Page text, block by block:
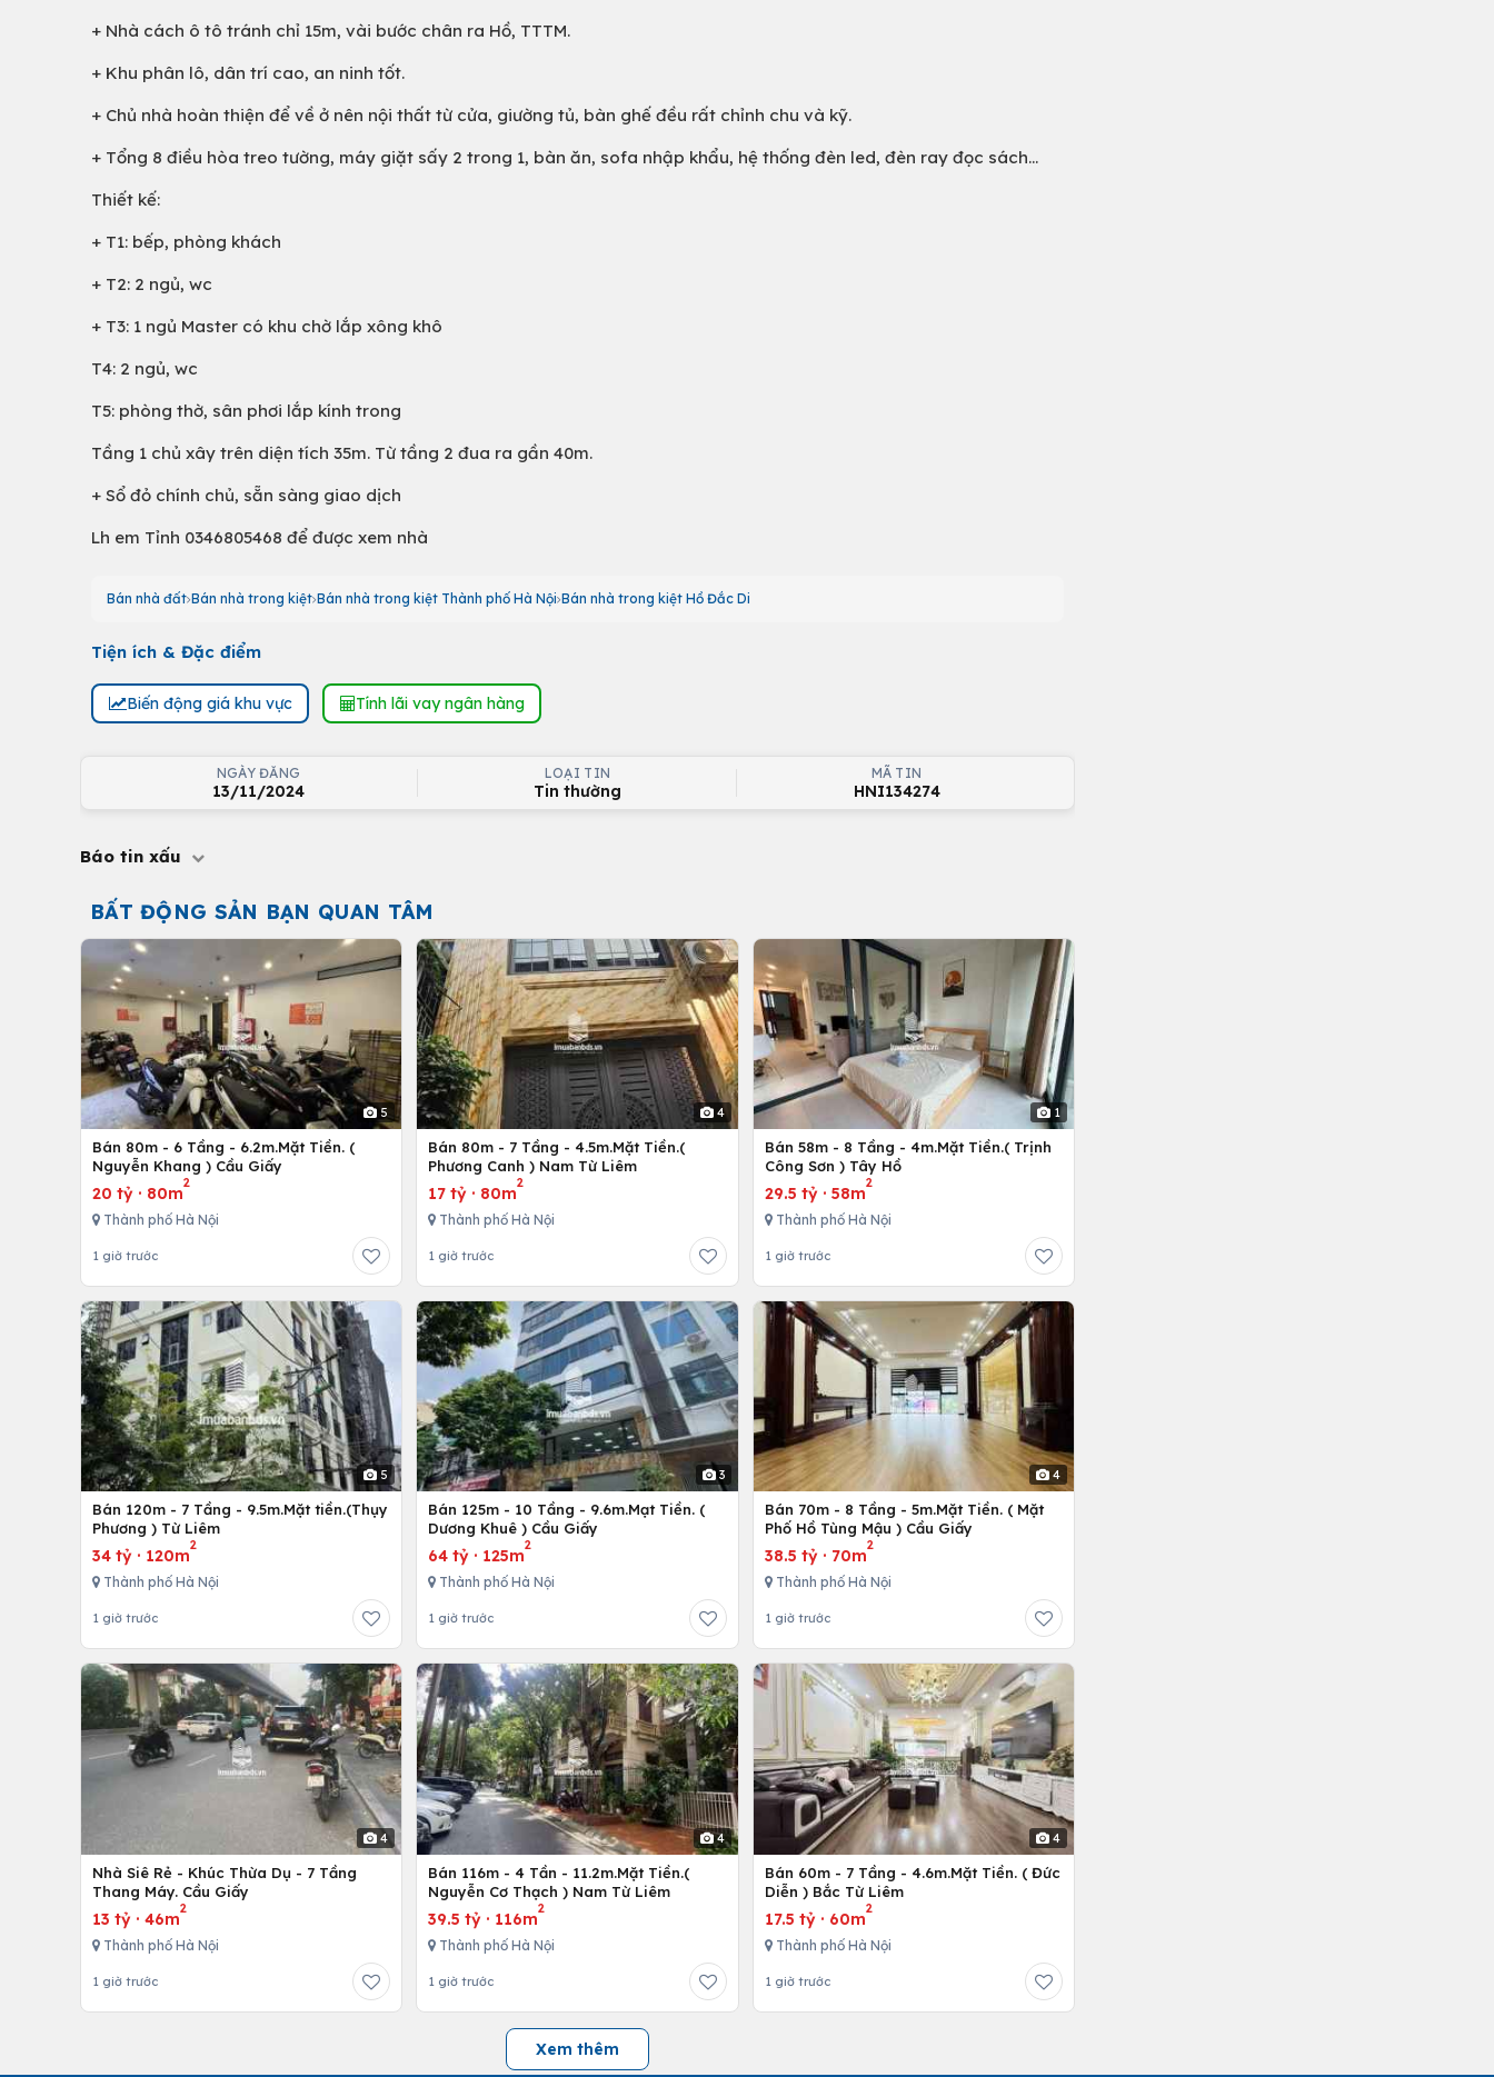
+ Nhà cách ô tô tránh chỉ 15m, vài bước chân ra Hồ, TTTM.
+ Khu phân lô, dân trí cao, an ninh tốt.
+ Chủ nhà hoàn thiện để về ở nên nội thất từ cửa, giường tủ, bàn ghế đều rất chỉnh chu và kỹ.
+ Tổng 8 điều hòa treo tường, máy giặt sấy 2 trong 1, bàn ăn, sofa nhập khẩu, hệ thống đèn led, đèn ray đọc sách...
Thiết kế:
+ T1: bếp, phòng khách
+ T2: 2 ngủ, wc
+ T3: 1 ngủ Master có khu chờ lắp xông khô
T4: 2 ngủ, wc
T5: phòng thờ, sân phơi lắp kính trong
Tầng 1 chủ xây trên diện tích 35m. Từ tầng 2 đua ra gần 40m.
+ Sổ đỏ chính chủ, sẵn sàng giao dịch
Lh em Tỉnh 0346805468 để được xem nhà
Bán nhà đất Bán nhà trong kiệt Bán nhà trong kiệt Thành phố Hà Nội Bán nhà trong kiệt Hồ Đắc Di
Tiện ích & Đặc điểm
Biến động giá khu vực Tính lãi vay ngân hàng
NGÀY ĐĂNG
13/11/2024
LOẠI TIN
Tin thường
MÃ TIN
HNI134274
Báo tin xấu
BẤT ĐỘNG SẢN BẠN QUAN TÂM
5
Bán 80m - 6 Tầng - 6.2m.Mặt Tiền. (
Nguyễn Khang ) Cầu Giấy
20 tỷ · 80m
2
Thành phố Hà Nội
1 giờ trước
4
Bán 80m - 7 Tầng - 4.5m.Mặt Tiền.(
Phương Canh ) Nam Từ Liêm
17 tỷ · 80m
2
Thành phố Hà Nội
1 giờ trước
1
Bán 58m - 8 Tầng - 4m.Mặt Tiền.( Trịnh
Công Sơn ) Tây Hồ
29.5 tỷ· 58m
2
Thành phố Hà Nội
1 giờ trước
5
Bán 120m - 7 Tầng - 9.5m.Mặt tiền.(Thụy
Phương ) Từ Liêm
34 tỷ · 120m
2
Thành phố Hà Nội
1 giờ trước
3
Bán 125m - 10 Tầng - 9.6m.Mạt Tiền. (
Dương Khuê ) Cầu Giấy
64 tỷ · 125m
2
Thành phố Hà Nội
1 giờ trước
4
Bán 70m - 8 Tầng - 5m.Mặt Tiền. ( Mặt
Phố Hồ Tùng Mậu ) Cầu Giấy
38.5 tỷ· 70m
2
Thành phố Hà Nội
1 giờ trước
4
Nhà Siê Rẻ - Khúc Thừa Dụ - 7 Tầng
Thang Máy. Cầu Giấy
13 tỷ · 46m
2
Thành phố Hà Nội
1 giờ trước
4
Bán 116m - 4 Tần - 11.2m.Mặt Tiền.(
Nguyễn Cơ Thạch ) Nam Từ Liêm
39.5 tỷ · 116m
2
Thành phố Hà Nội
1 giờ trước
4
Bán 60m - 7 Tầng - 4.6m.Mặt Tiền. ( Đức
Diễn ) Bắc Từ Liêm
17.5 tỷ· 60m
2
Thành phố Hà Nội
1 giờ trước
Xem thêm